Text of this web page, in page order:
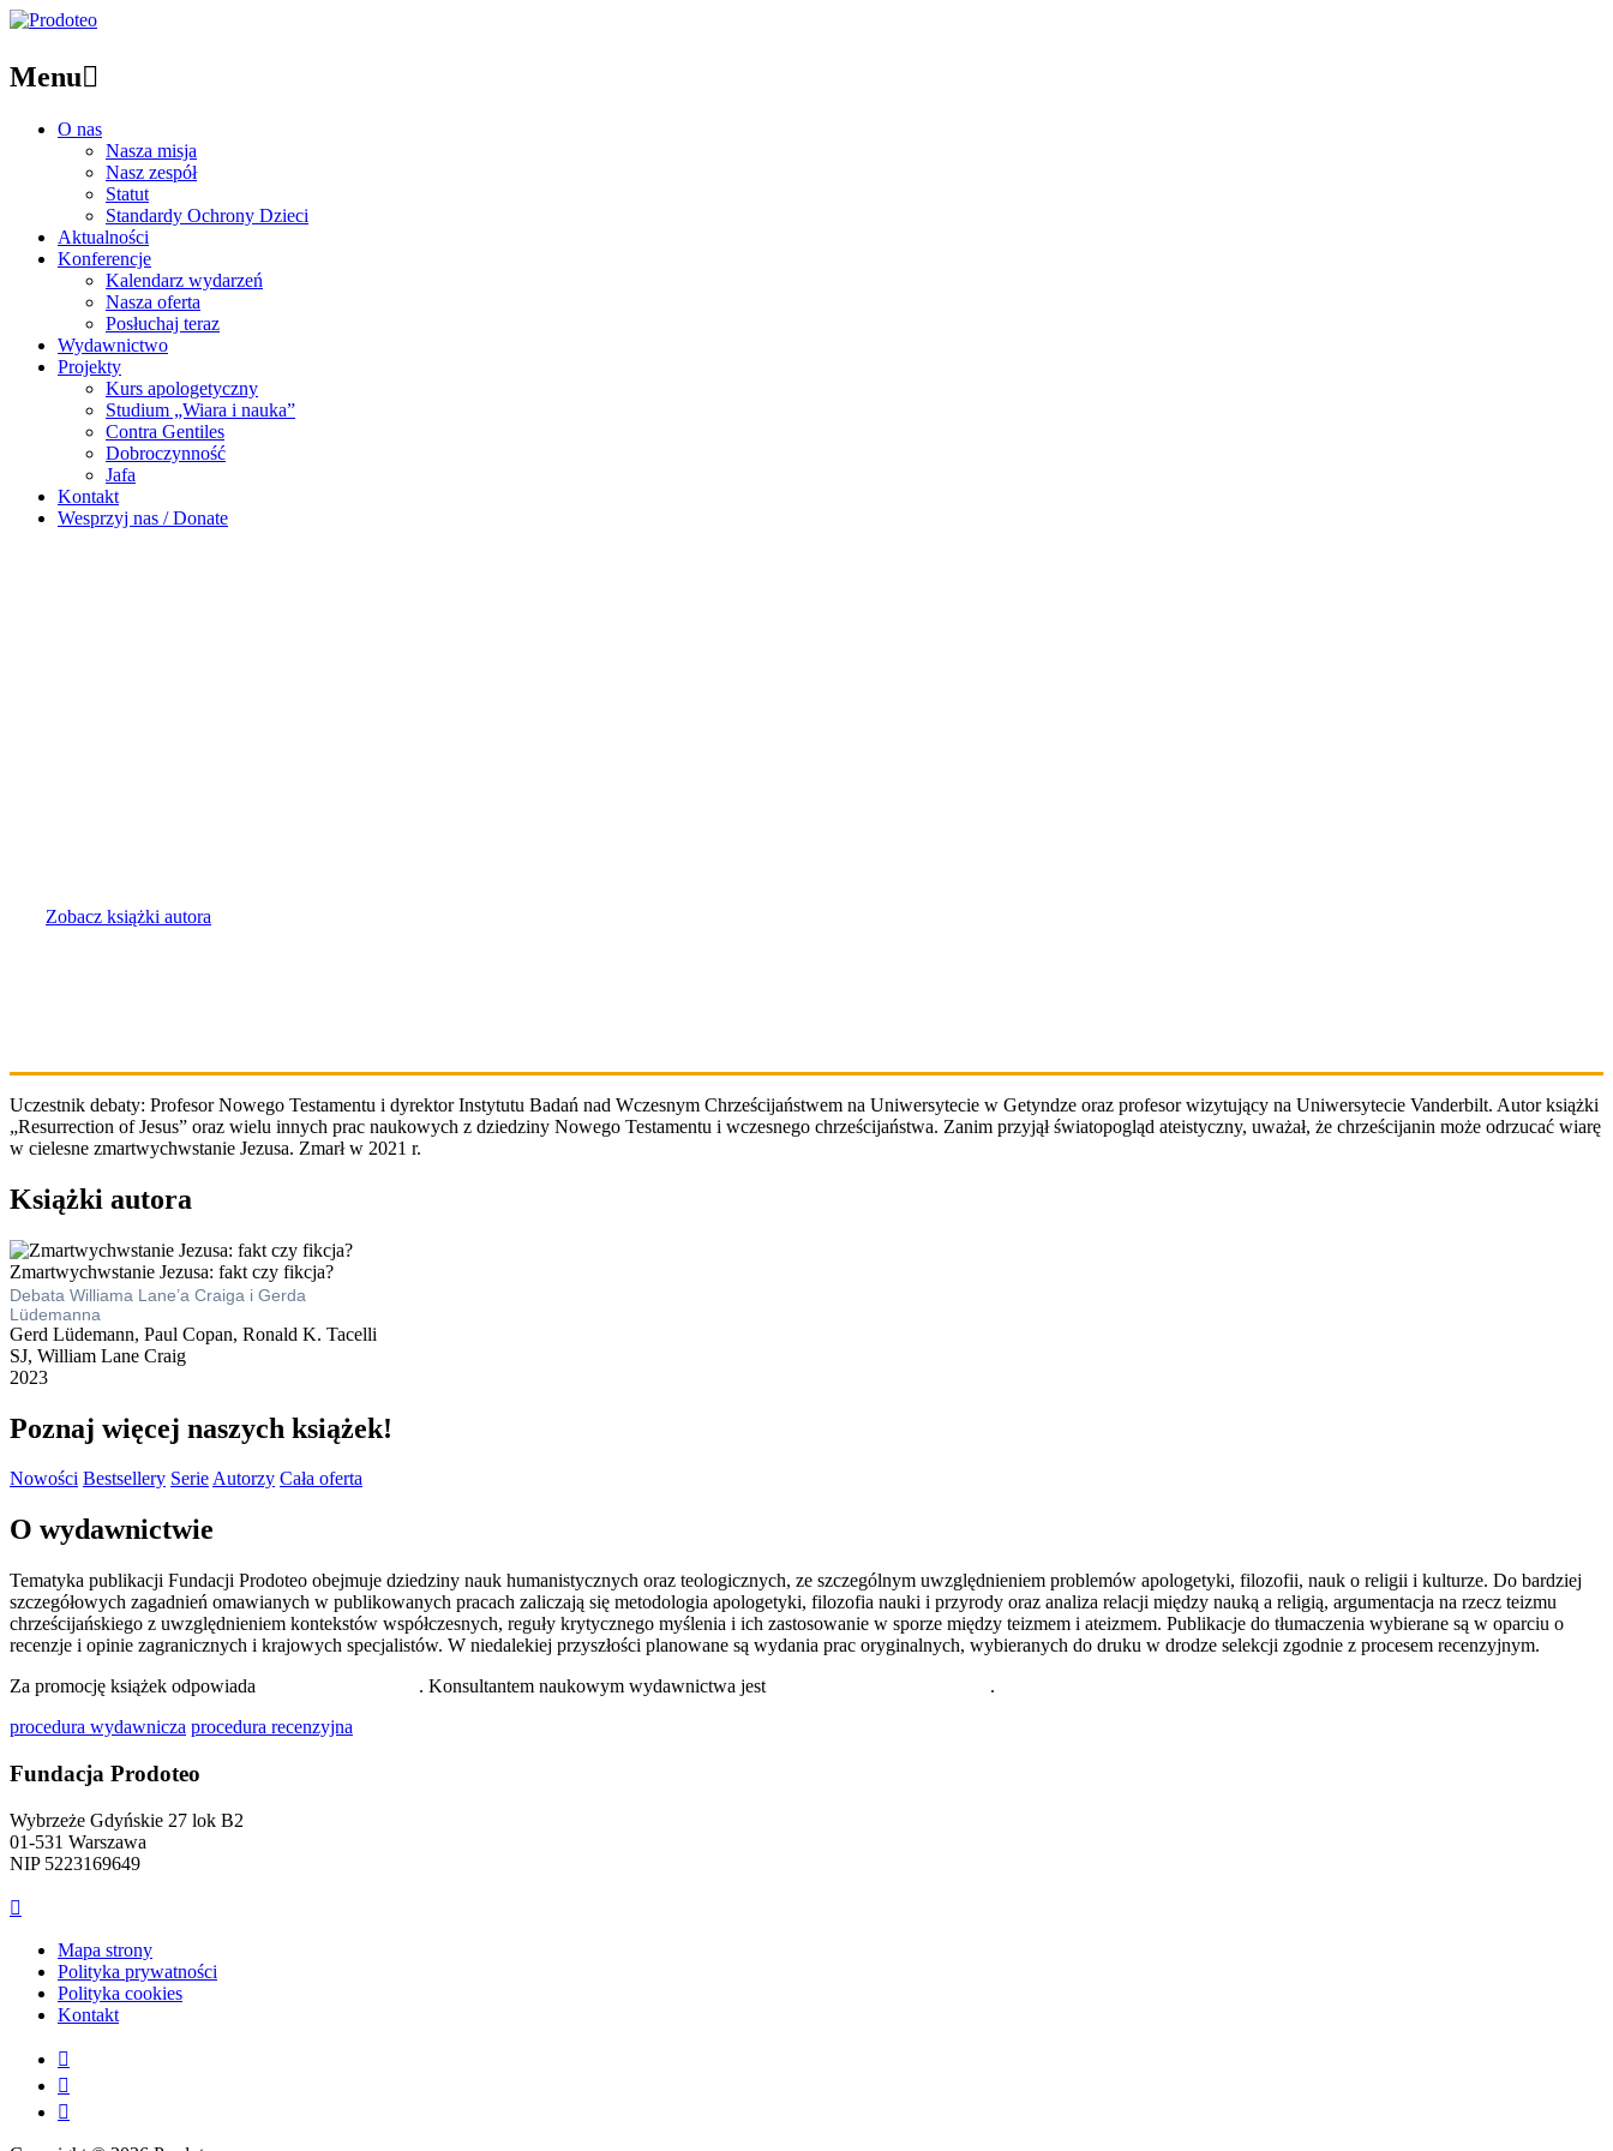
Menu
O nas
Nasza misja
Nasz zespół
Statut
Standardy Ochrony Dzieci
Aktualności
Konferencje
Kalendarz wydarzeń
Nasza oferta
Posłuchaj teraz
Wydawnictwo
Projekty
Kurs apologetyczny
Studium „Wiara i nauka”
Contra Gentiles
Dobroczynność
Jafa
Kontakt
Wesprzyj nas / Donate
Zobacz książki autora
Uczestnik debaty: Profesor Nowego Testamentu i dyrektor Instytutu Badań nad Wczesnym Chrześcijaństwem na Uniwersytecie w Getyndze oraz profesor wizytujący na Uniwersytecie Vanderbilt. Autor książki
„Resurrection of Jesus” oraz wielu innych prac naukowych z dziedziny Nowego Testamentu i wczesnego chrześcijaństwa. Zanim przyjął światopogląd ateistyczny, uważał, że chrześcijanin może odrzucać wiarę
w cielesne zmartwychwstanie Jezusa. Zmarł w 2021 r.
Książki autora
Zmartwychwstanie Jezusa: fakt czy fikcja?
Debata Williama Lane’a Craiga i Gerda
Lüdemanna
Gerd Lüdemann, Paul Copan, Ronald K. Tacelli
SJ, William Lane Craig
2023
Poznaj więcej naszych książek!
Nowości Bestsellery SerieAutorzy Cała oferta
O wydawnictwie
Tematyka publikacji Fundacji Prodoteo obejmuje dziedziny nauk humanistycznych oraz teologicznych, ze szczególnym uwzględnieniem problemów apologetyki, filozofii, nauk o religii i kulturze. Do bardziej
szczegółowych zagadnień omawianych w publikowanych pracach zaliczają się metodologia apologetyki, filozofia nauki i przyrody oraz analiza relacji między nauką a religią, argumentacja na rzecz teizmu
chrześcijańskiego z uwzględnieniem kontekstów współczesnych, reguły krytycznego myślenia i ich zastosowanie w sporze między teizmem i ateizmem. Publikacje do tłumaczenia wybierane są w oparciu o
recenzje i opinie zagranicznych i krajowych specjalistów. W niedalekiej przyszłości planowane są wydania prac oryginalnych, wybieranych do druku w drodze selekcji zgodnie z procesem recenzyjnym.
Za promocję książek odpowiada
. Konsultantem naukowym wydawnictwa jest
.
procedura wydawnicza procedura recenzyjna
Fundacja Prodoteo
Wybrzeże Gdyńskie 27 lok B2
01-531 Warszawa
NIP 5223169649

Mapa strony
Polityka prywatności
Polityka cookies
Kontakt


